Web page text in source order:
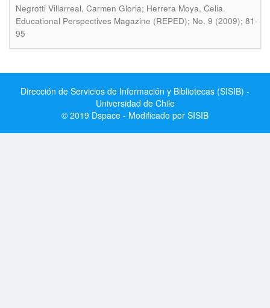
Negrotti Villarreal, Carmen Gloria; Herrera Moya, Celia.
Educational Perspectives Magazine (REPED); No. 9 (2009); 81-
95
Dirección de Servicios de Información y Bibliotecas (SISIB) -
Universidad de Chile
© 2019 Dspace - Modificado por SISIB